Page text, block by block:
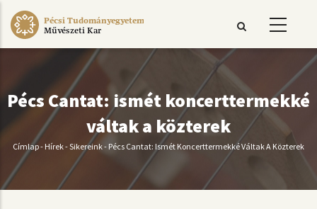
Ugrás
Pécsi Tudományegyetem
Művészeti Kar
Pécs Cantat: ismét koncerttermekké
váltak a közterek
Morzsa
Címlap- Hírek-Sikereink- Pécs Cantat: Ismét Koncerttermekké Váltak A Közterek